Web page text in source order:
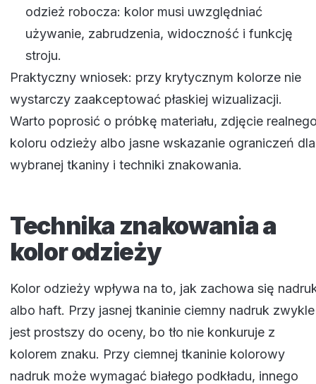
odzież robocza: kolor musi uwzględniać
używanie, zabrudzenia, widoczność i funkcję
stroju.
Praktyczny wniosek: przy krytycznym kolorze nie
wystarczy zaakceptować płaskiej wizualizacji.
Warto poprosić o próbkę materiału, zdjęcie
koloru odzieży albo jasne wskazanie ograniczeń dla
wybranej tkaniny i techniki znakowania.
Technika znakowania a
kolor odzieży
Kolor odzieży wpływa na to, jak zachowa się
albo haft. Przy jasnej tkaninie ciemny nadruk zwykle
jest prostszy do oceny, bo tło nie konkuruje z
kolorem znaku. Przy ciemnej tkaninie kolorowy
nadruk może wymagać białego podkładu, innego